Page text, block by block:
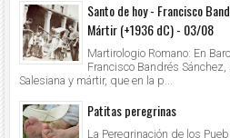
Santo de hoy - Francisco
Mártir (+1936 dC) - 03/08
Martirologio Romano: En
Francisco Bandrés
Salesiana y mártir, que en la p...
Patitas peregrinas
La Peregrinación de los